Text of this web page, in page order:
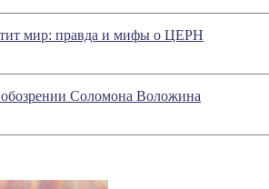
мир: правда и мифы о ЦЕРН
Соломона Воложина